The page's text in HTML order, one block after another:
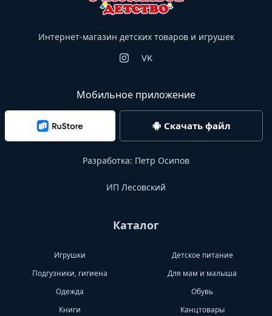
Интернет-магазин детских товаров и игрушек
VK
Мобильное приложение
Скачать файл
Разработка: Петр Осипов
ИП Лесовский
Каталог
Игрушки
Детское питание
Подгузники, гигиена
Для мам и малыша
Одежда
Обувь
Книги
Канцтовары